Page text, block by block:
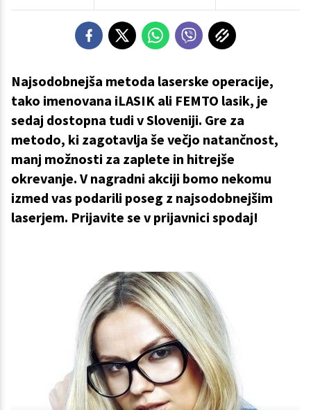
Najsodobnejša metoda laserske operacije,
tako imenovana iLASIK ali FEMTO lasik, je
sedaj dostopna tudi v Sloveniji. Gre za
metodo, ki zagotavlja še večjo natančnost,
manj možnosti za zaplete in hitrejše
okrevanje. V nagradni akciji bomo nekomu
izmed vas podarili poseg z najsodobnejšim
laserjem. Prijavite se v prijavnici spodaj!